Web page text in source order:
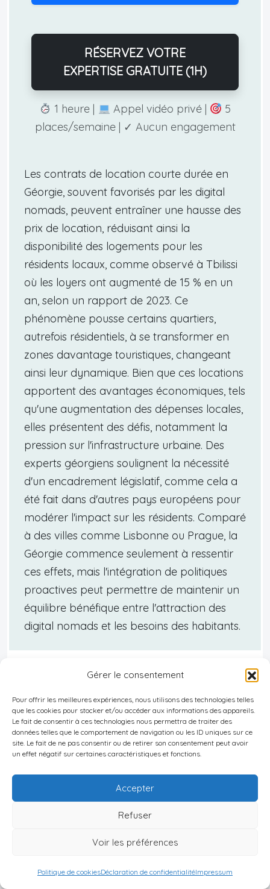
Gérer le consentement
Pour offrir les meilleures expériences, nous utilisons des technologies telles
que les cookies pour stocker et/ou accéder aux informations des appareils.
Le fait de consentir à ces technologies nous permettra de traiter des
données telles que le comportement de navigation ou les ID uniques sur ce
site. Le fait de ne pas consentir ou de retirer son consentement peut avoir
un effet négatif sur certaines caractéristiques et fonctions.
Accepter
Refuser
Voir les préférences
Politique de cookiesDéclaration de confidentialitéImpressum
RÉSERVEZ VOTRE
EXPERTISE GRATUITE (1H)
1 heure | Appel vidéo privé |
5
places/semaine | ✓ Aucun engagement
Les contrats de location courte durée en
Géorgie, souvent favorisés par les digital
nomads, peuvent entraîner une hausse des
prix de location, réduisant ainsi la
disponibilité des logements pour les
résidents locaux, comme observé à Tbilissi
où les loyers ont augmenté de 15 % en un
an, selon un rapport de 2023. Ce
phénomène pousse certains quartiers,
autrefois résidentiels, à se transformer en
zones davantage touristiques, changeant
ainsi leur dynamique. Bien que ces locations
apportent des avantages économiques, tels
qu'une augmentation des dépenses locales,
elles présentent des défis, notamment la
pression sur l'infrastructure urbaine. Des
experts géorgiens soulignent la nécessité
d'un encadrement législatif, comme cela a
été fait dans d'autres pays européens pour
modérer l'impact sur les résidents. Comparé
à des villes comme Lisbonne ou Prague, la
Géorgie commence seulement à ressentir
ces effets, mais l'intégration de politiques
proactives peut permettre de maintenir un
équilibre bénéfique entre l'attraction des
digital nomads et les besoins des habitants.
immobilières internationales qui
transformeront votre portefeuille? Grâce à
mon expertise approfondie et à mon
réseau étendu, je vous guiderai vers les
monde. N’hésitez pas à
discuter de vos objectifs spécifiques et
atteindre vos ambitions immobilières
internationales.